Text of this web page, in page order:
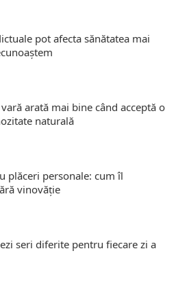
pot afecta sănătatea mai
arată mai bine când acceptă o
naturală
plăceri personale: cum îl
vinovăție
seri diferite pentru fiecare zi a